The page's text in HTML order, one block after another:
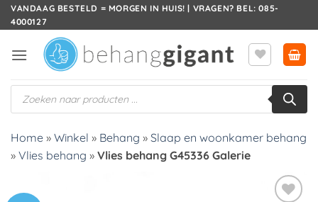
Ga
naar
VANDAAG BESTELD = MORGEN IN HUIS! | VRAGEN? BEL: 085-
4000127
Producten
zoeken
Home » Winkel » Behang » Slaap en woonkamer behang
» Vlies behang » Vlies behang G45336 Galerie